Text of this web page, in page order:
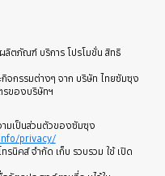
ลิตภัณฑ์ บริการ โปรโมชั่น สิทธิ
จกรรมต่างๆ จาก บริษัท ไทยซัมซุง
รของบริษัทฯ
ามเป็นส่วนตัวของซัมซุง
privacy/
นิคส์ จำกัด เก็บ รวบรวม ใช้ เปิด